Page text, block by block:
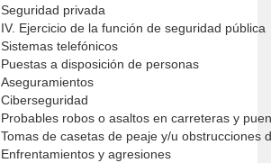
Seguridad privada
IV. Ejercicio de la función de seguridad pública
Sistemas telefónicos
Puestas a disposición de personas
Aseguramientos
Ciberseguridad
Probables robos o asaltos en carreteras y
Tomas de casetas de peaje y/u obstrucciones
Enfrentamientos y agresiones